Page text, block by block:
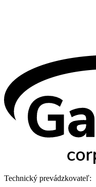
Technický prevádzkovateľ: